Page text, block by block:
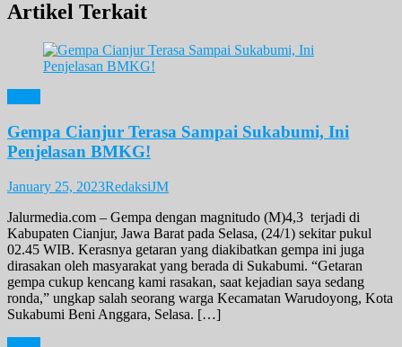
Artikel Terkait
Gempa Cianjur Terasa Sampai Sukabumi, Ini
Penjelasan BMKG!
January 25, 2023RedaksiJM
Jalurmedia.com – Gempa dengan magnitudo (M)4,3 terjadi di
Kabupaten Cianjur, Jawa Barat pada Selasa, (24/1) sekitar pukul
02.45 WIB. Kerasnya getaran yang diakibatkan gempa ini juga
dirasakan oleh masyarakat yang berada di Sukabumi. “Getaran
gempa cukup kencang kami rasakan, saat kejadian saya sedang
ronda,” ungkap salah seorang warga Kecamatan Warudoyong, Kota
Sukabumi Beni Anggara, Selasa. […]